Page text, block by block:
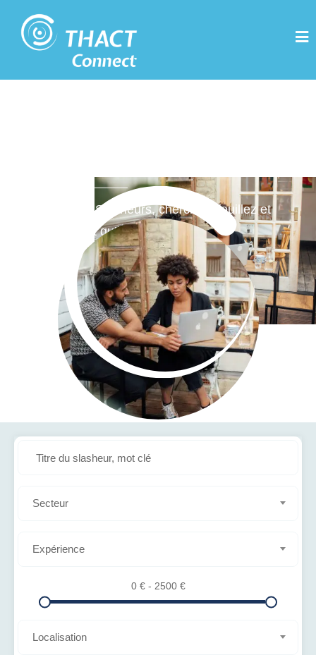
Découvrez nos Slasheurs, cherchez, fouillez et
trouvez le talent qu’il vous faut.
Secteur
Expérience
0 € - 2500 €
Localisation